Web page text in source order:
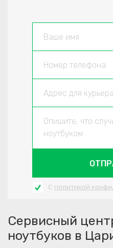
С политикой
Сервисный
ноутбуков в